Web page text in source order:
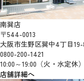
南巽店
〒544-0013
大阪市生野区巽中4丁目
0800-200-1421
10:00～19:00（火・水定休）
店舗詳細へ